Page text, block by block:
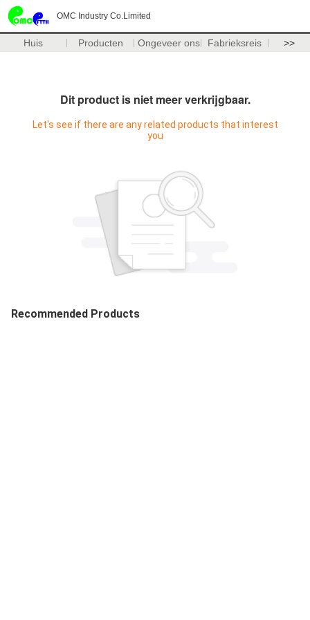
OMC Industry Co.Limited
Huis Producten Ongeveer ons Fabrieksreis >>
Dit product is niet meer verkrijgbaar.
Let's see if there are any related products that interest
you
Recommended Products